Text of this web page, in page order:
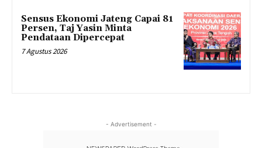
Sensus Ekonomi Jateng Capai 81
Persen, Taj Yasin Minta
Pendataan Dipercepat
7 Agustus 2026
- Advertisement -